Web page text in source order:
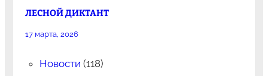
ЛЕСНОЙ ДИКТАНТ
17 марта, 2026
Новости (118)